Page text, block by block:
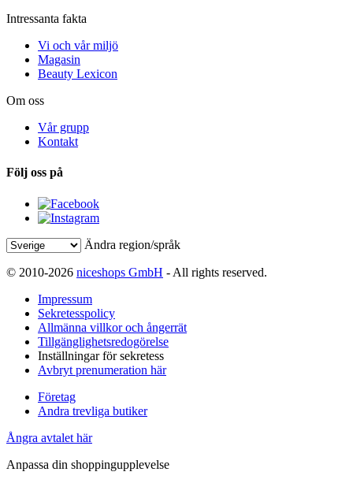
Intressanta fakta
Vi och vår miljö
Magasin
Beauty Lexicon
Om oss
Vår grupp
Kontakt
Följ oss på
Ändra region/språk
© 2010-2026 niceshops GmbH - All rights reserved.
Impressum
Sekretesspolicy
Allmänna villkor och ångerrät
Tillgänglighetsredogörelse
Inställningar för sekretess
Avbryt prenumeration här
Företag
Andra trevliga butiker
Ångra avtalet här
Anpassa din shoppingupplevelse